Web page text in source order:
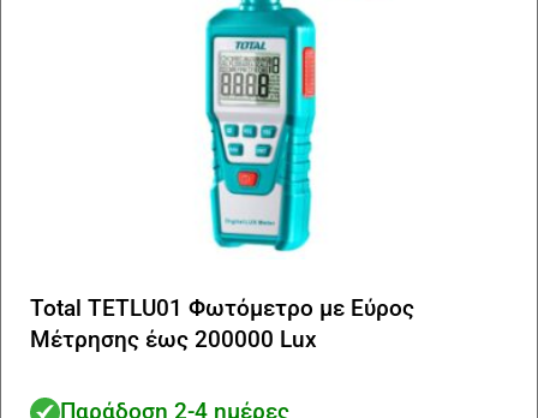
Total TETLU01 Φωτόμετρο με Εύρος
Μέτρησης έως 200000 Lux
Παράδοση 2-4 ημέρες